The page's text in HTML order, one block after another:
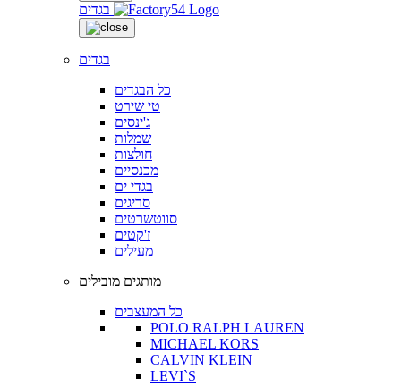
בגדים
בגדים
כל הבגדים
טי שירט
ג'ינסים
שמלות
חולצות
מכנסיים
בגדי ים
סריגים
סווטשרטים
ז'קטים
מעילים
מותגים מובילים
כל המעצבים
POLO RALPH LAUREN
MICHAEL KORS
CALVIN KLEIN
LEVI`S